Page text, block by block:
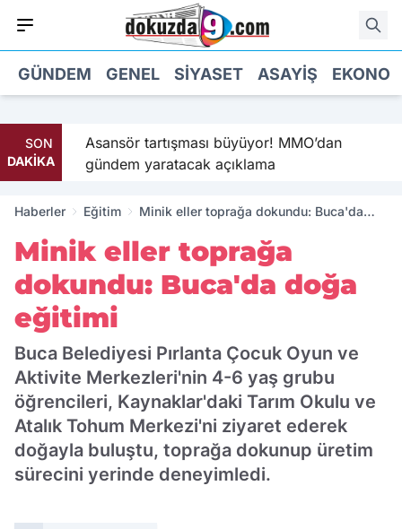
GÜNDEM GENEL SIYASET ASAYIŞ
SON
DAKİKA
Asansör tartışması büyüyor! MMO’dan
gündem yaratacak açıklama
Haberler Eğitim
Minik eller toprağa dokundu: Buca'da
Minik eller toprağa
dokundu: Buca'da doğa
eğitimi
Buca Belediyesi Pırlanta Çocuk Oyun ve
Aktivite Merkezleri'nin 4-6 yaş grubu
öğrencileri, Kaynaklar'daki Tarım Okulu ve
Atalık Tohum Merkezi'ni ziyaret ederek
doğayla buluştu, toprağa dokunup üretim
sürecini yerinde deneyimledi.